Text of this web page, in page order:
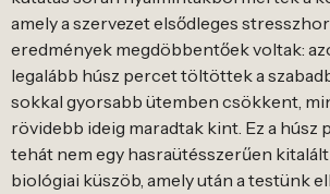
amely a szervezet elsődleges
eredmények megdöbbentőek voltak:
legalább húsz percet töltöttek a
sokkal gyorsabb ütemben csökkent,
rövidebb ideig maradtak kint. Ez a húsz
tehát nem egy hasraütésszerűen kitalált
biológiai küszöb, amely után a testünk